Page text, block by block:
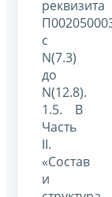
реквизита
с
N(7.3)
до
N(12.8).
1.5. В
Часть
II.
«Состав
и